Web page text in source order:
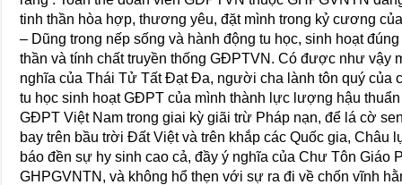
tinh thần hòa hợp, thương yêu, đặt mình trong kỷ cương
– Dũng trong nếp sống và hành động tu học, sinh hoạt
thần và tính chất truyền thống GĐPTVN. Có được như vậy
nghĩa của Thái Tử Tất Đạt Đa, người cha lành tôn quý của
tu học sinh hoạt GĐPT của mình thành lực lượng hậu
GĐPT Việt Nam trong giai kỳ giãi trừ Pháp nạn, để lá cờ
bay trên bầu trời Đất Việt và trên khắp các Quốc gia,
báo đền sự hy sinh cao cả, đầy ý nghĩa của Chư Tôn Giáo
GHPGVNTN, và không hổ thẹn với sự ra đi về chốn vĩnh